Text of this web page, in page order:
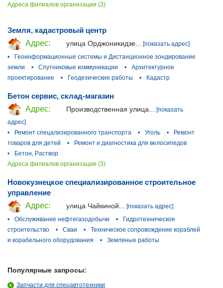
Адреса филиалов организации (3)
Земля, кадастровый центр
Адрес:
улица Орджоникидзе...
[показать адрес]
•
Геоинформационные системы и Дистанционное зондирование
земли
• Спутниковые коммуникации •
Архитектурное
проектирование
• Геодезические работы • Кадастр
Бетон сервис, склад-магазин
Адрес:
Производственная улица...
[показать
адрес]
•
Ремонт спецализированного транспорта • Уголь •
Ремонт
товаров для детей
•
Ремонт и диагностика для велосипедов
•
Бетон, Раствор
Адреса филиалов организации (3)
Новокузнецкое специализированное строительное
управление
Адрес:
улица Чайкиной... [показать адрес]
•
Обслуживание нефтегазодобычи •
Гидротехническое
строительство
• Сваи •
Техническое сопровождение кораблей
и корабельного оборудования
• Земляные работы
Популярные запросы:
Запчасти для спецавтотехники